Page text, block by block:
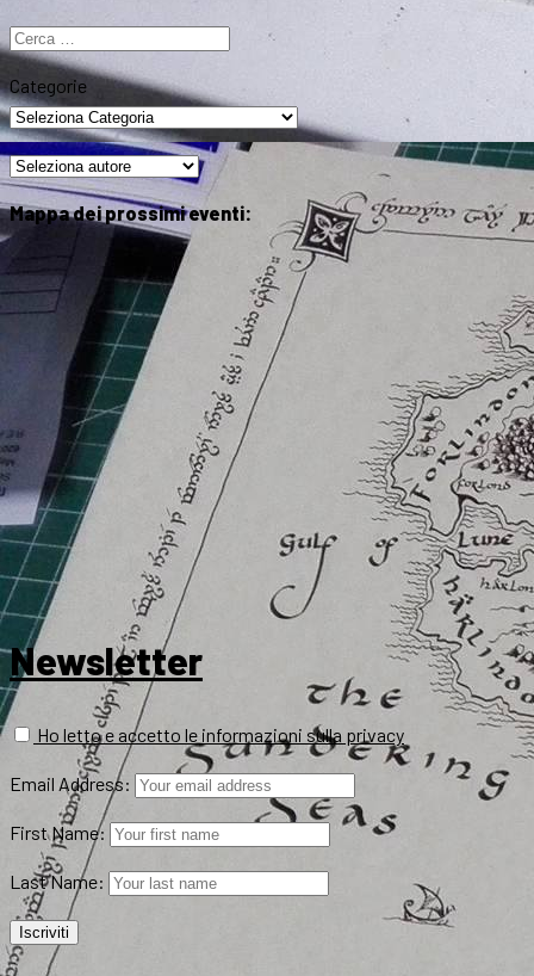
Ricerca
per:
Categorie
Mappa dei prossimi eventi:
Newsletter
Ho letto e accetto le informazioni sulla privacy
Email Address:
First Name:
Last Name: